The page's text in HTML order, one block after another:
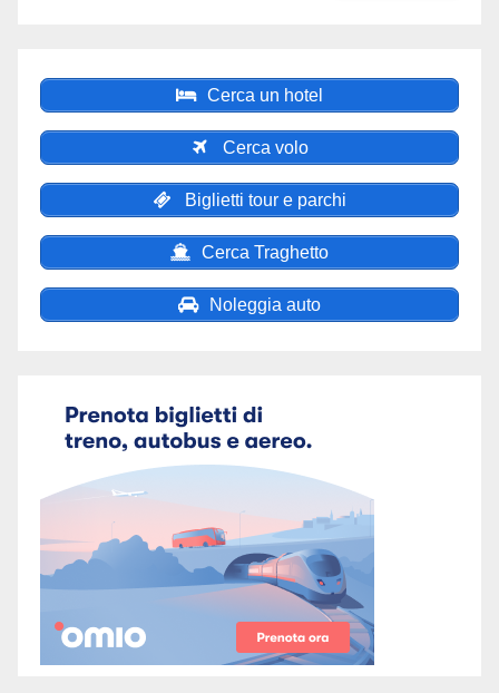
Cerca un hotel
Cerca volo
Biglietti tour e parchi
Cerca Traghetto
Noleggia auto